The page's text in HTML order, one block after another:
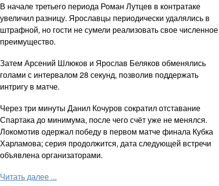
В начале третьего периода Роман Лутцев в контратаке
увеличил разницу. Ярославцы периодически удалялись в
штрафной, но гости не сумели реализовать свое численное
преимущество.
Затем Арсений Шлюков и Ярослав Беляков обменялись
голами с интервалом 28 секунд, позволив поддержать
интригу в матче.
Через три минуты Данил Кочуров сократил отставание
Спартака до минимума, после чего счёт уже не менялся.
Локомотив одержал победу в первом матче финала Кубка
Харламова; серия продолжится, дата следующей встречи
объявлена организаторами.
Читать далее ...